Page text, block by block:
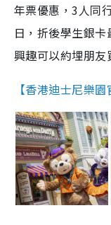
年票優惠，3人同
日，折後學生銀
興趣可以約埋朋友
【香港迪士尼樂園